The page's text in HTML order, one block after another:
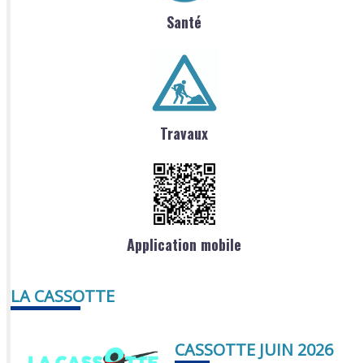
Santé
Travaux
Application mobile
LA CASSOTTE
CASSOTTE JUIN 2026